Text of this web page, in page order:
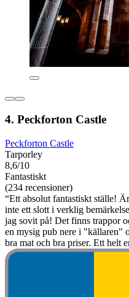
4. Peckforton Castle
Peckforton Castle
Tarporley
8,6/10
Fantastiskt
(234 recensioner)
“Ett absolut fantastiskt ställe!
inte ett slott i verklig
jag sovit på! Det finns trappor
en mysig pub nere i "källaren"
bra mat och bra priser. Ett helt